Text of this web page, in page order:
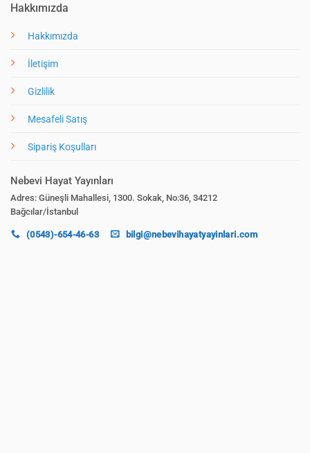
Hakkımızda
Hakkımızda
İletişim
Gizlilik
Mesafeli Satış
Sipariş Koşulları
Nebevi Hayat Yayınları
Adres: Güneşli Mahallesi, 1300. Sokak, No:36, 34212
Bağcılar/İstanbul
(0543)-654-46-63 bilgi@nebevihayatyayinlari.com